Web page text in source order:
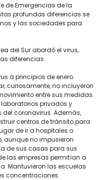
de Emergencias de la
profundas diferencias se
y las sociedades para
del Sur abordó el virus,
diferencias.
a principios de enero.
curiosamente, no incluyeron
entre sus medidas.
privados y
coronavirus. Además,
centros de tránsito para
de ir a hospitales o
aunque no impusieron
de sus casas para sus
las empresas permitían a
Mantuvieron las escuelas
concentraciones.